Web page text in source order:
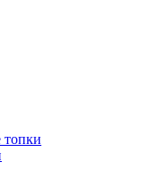
топки